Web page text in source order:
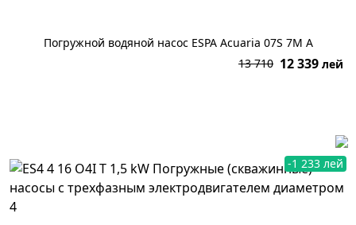
Погружной водяной насос ESPA Acuaria 07S 7M A
13 710 12 339 лей
-1 233 лей